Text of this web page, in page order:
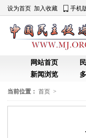
当前位置： 首页 >